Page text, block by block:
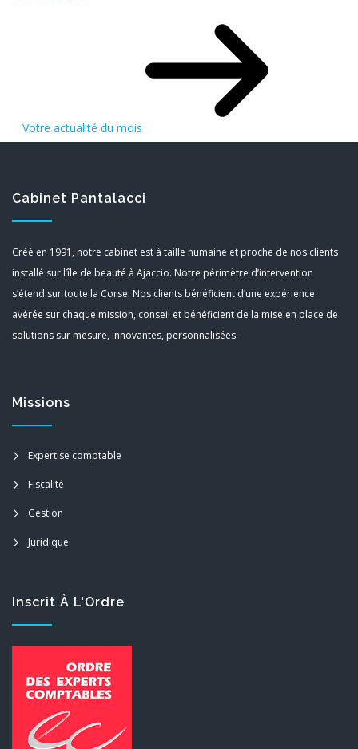
Votre actualité du mois
Cabinet Pantalacci
Créé en 1991, notre cabinet est à taille humaine et proche de nos clients
installé sur l’île de beauté à Ajaccio. Notre périmètre d’intervention
s’étend sur toute la Corse. Nos clients bénéficient d’une expérience
avérée sur chaque mission, conseil et bénéficient de la mise en place de
solutions sur mesure, innovantes, personnalisées.
Missions
Expertise comptable
Fiscalité
Gestion
Juridique
Inscrit À L'Ordre